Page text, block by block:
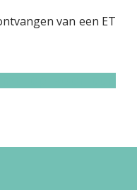
van een ET
op voor een